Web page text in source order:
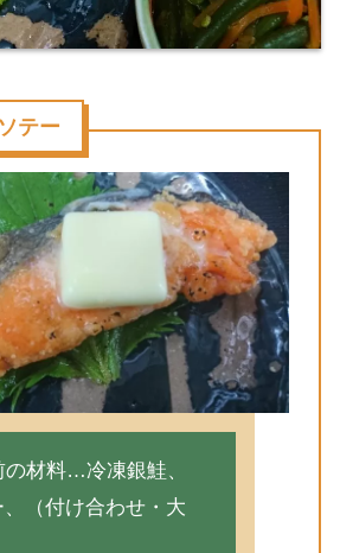
テー
の材料…冷凍銀鮭、
（付け合わせ・大